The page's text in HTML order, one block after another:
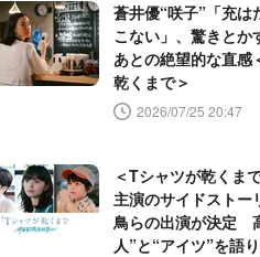
蒼井優“咲子”「充は
こない」、驚きとか
あとの絶望的な直感
乾くまで＞
2026/07/25 20:47
＜Tシャツが乾くま
主演のサイドストー
鳥らの出演が決定
人”と“アイツ”を語